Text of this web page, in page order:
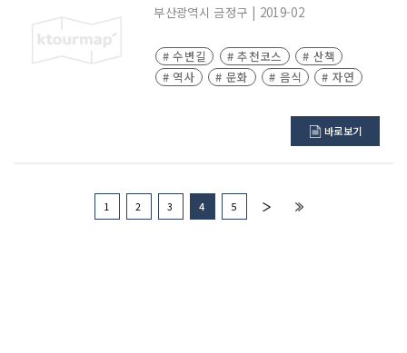
부산광역시 금정구 | 2019-02
# 수변길 # 추천코스
# 산책
# 역사
# 문화 # 음식 # 자연
바로보기
1 2 3 4 5